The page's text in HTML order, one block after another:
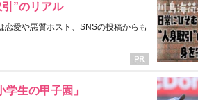
”のリアル
恋愛や悪質ホスト、SNSの投稿からも
生の甲子園」